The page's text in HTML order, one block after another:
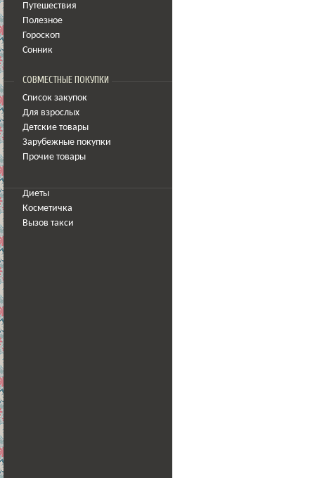
Путешествия
Полезное
Гороскоп
Сонник
СОВМЕСТНЫЕ ПОКУПКИ
Список закупок
Для взрослых
Детские товары
Зарубежные покупки
Прочие товары
Диеты
Косметичка
Вызов такси